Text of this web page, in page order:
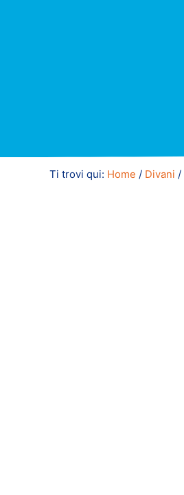
Ti trovi qui: Home / Divani /